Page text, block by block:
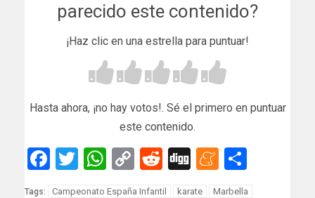
parecido este contenido?
¡Haz clic en una estrella para puntuar!
Hasta ahora, ¡no hay votos!. Sé el primero en puntuar
este contenido.
Facebook
Twitter
WhatsApp
Copy
Link
Reddit
Digg
Tags: Campeonato España Infantil karate
Marbella